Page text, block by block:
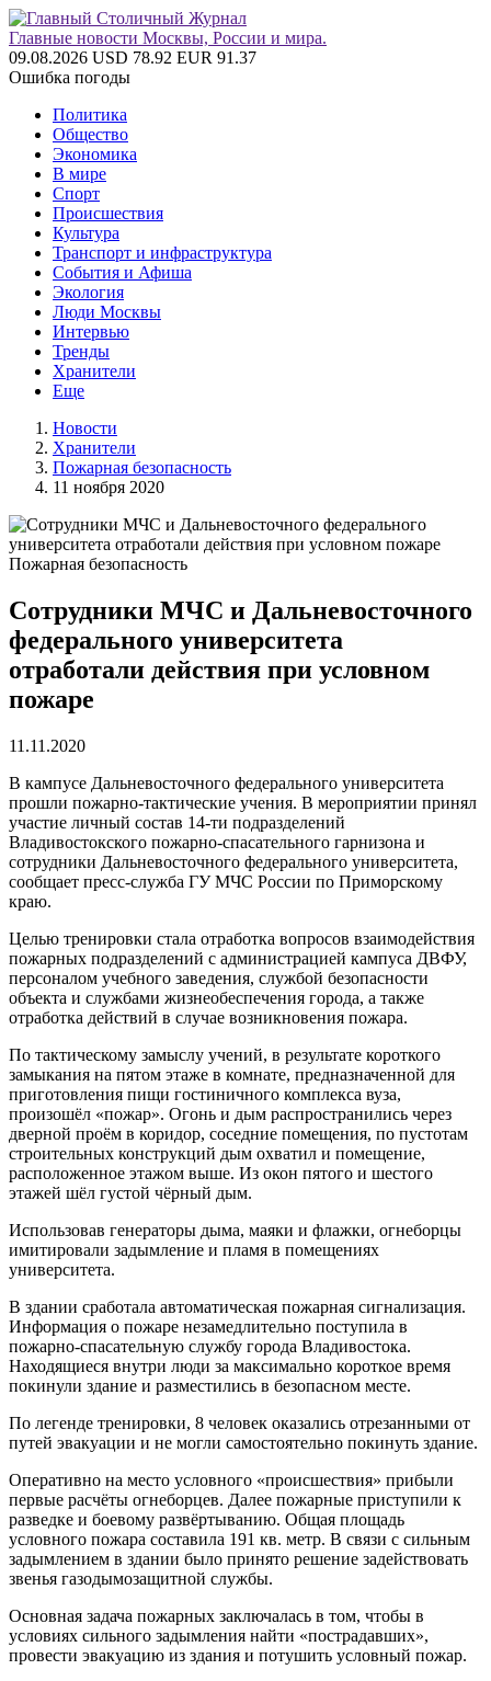
Главные новости Москвы, России и мира.
09.08.2026 USD 78.92 EUR 91.37
Ошибка погоды
Политика
Общество
Экономика
В мире
Спорт
Происшествия
Культура
Транспорт и инфраструктура
События и Афиша
Экология
Люди Москвы
Интервью
Тренды
Хранители
Еще
Новости
Хранители
Пожарная безопасность
11 ноября 2020
Пожарная безопасность
Сотрудники МЧС и Дальневосточного
федерального университета
отработали действия при условном
пожаре
11.11.2020
В кампусе Дальневосточного федерального университета
прошли пожарно-тактические учения. В мероприятии принял
участие личный состав 14-ти подразделений
Владивостокского пожарно-спасательного гарнизона и
сотрудники Дальневосточного федерального университета,
сообщает пресс-служба ГУ МЧС России по Приморскому
краю.
Целью тренировки стала отработка вопросов взаимодействия
пожарных подразделений с администрацией кампуса ДВФУ,
персоналом учебного заведения, службой безопасности
объекта и службами жизнеобеспечения города, а также
отработка действий в случае возникновения пожара.
По тактическому замыслу учений, в результате короткого
замыкания на пятом этаже в комнате, предназначенной для
приготовления пищи гостиничного комплекса вуза,
произошёл «пожар». Огонь и дым распространились через
дверной проём в коридор, соседние помещения, по пустотам
строительных конструкций дым охватил и помещение,
расположенное этажом выше. Из окон пятого и шестого
этажей шёл густой чёрный дым.
Использовав генераторы дыма, маяки и флажки, огнеборцы
имитировали задымление и пламя в помещениях
университета.
В здании сработала автоматическая пожарная сигнализация.
Информация о пожаре незамедлительно поступила в
пожарно-спасательную службу города Владивостока.
Находящиеся внутри люди за максимально короткое время
покинули здание и разместились в безопасном месте.
По легенде тренировки, 8 человек оказались отрезанными от
путей эвакуации и не могли самостоятельно покинуть здание.
Оперативно на место условного «происшествия» прибыли
первые расчёты огнеборцев. Далее пожарные приступили к
разведке и боевому развёртыванию. Общая площадь
условного пожара составила 191 кв. метр. В связи с сильным
задымлением в здании было принято решение задействовать
звенья газодымозащитной службы.
Основная задача пожарных заключалась в том, чтобы в
условиях сильного задымления найти «пострадавших»,
провести эвакуацию из здания и потушить условный пожар.